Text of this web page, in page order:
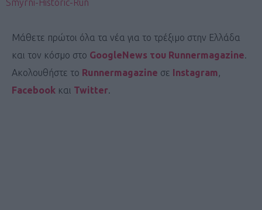
Smyrni-Historic-Run
Μάθετε πρώτοι όλα τα νέα για το τρέξιμο στην Ελλάδα
και τον κόσμο στο GoogleNews του Runnermagazine.
Ακολουθήστε το Runnermagazine σε Instagram,
Facebook και Twitter.